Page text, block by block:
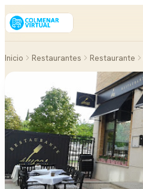
Inicio Restaurantes Restaurante